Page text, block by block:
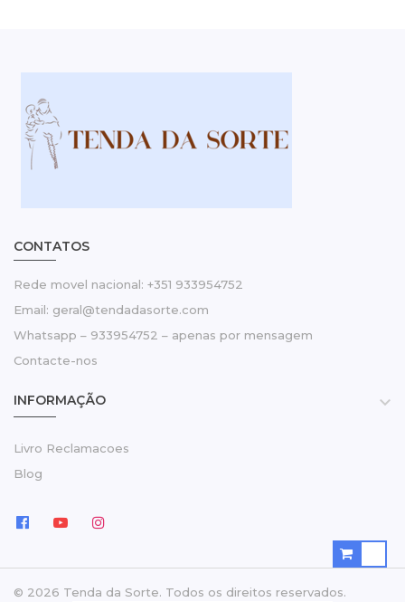
CONTATOS
Rede movel nacional: +351 933954752
Email: geral@tendadasorte.com
Whatsapp – 933954752 – apenas por mensagem
Contacte-nos
INFORMAÇÃO 
Livro Reclamacoes
Blog
© 2026 Tenda da Sorte. Todos os direitos reservados.